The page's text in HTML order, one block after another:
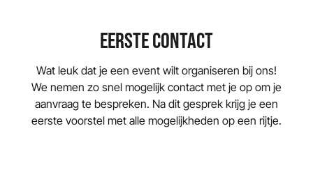
EERSTE CONTACT
Wat leuk dat je een event wilt organiseren bij ons!
We nemen zo snel mogelijk contact met je op om je
aanvraag te bespreken. Na dit gesprek krijg je een
eerste voorstel met alle mogelijkheden op een rijtje.